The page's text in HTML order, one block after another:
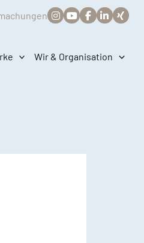
Wir & Organisation